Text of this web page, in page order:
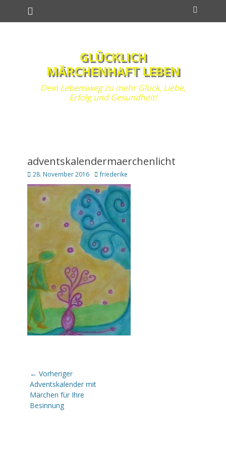
Inhalt
Primäres Menü
GLÜCKLICH
MÄRCHENHAFT LEBEN
Dein Lebensweg zu mehr Glück, Liebe,
Erfolg und Gesundheit!
adventskalendermaerchenlicht
Posted
on
28. November 2016 Autor
friederike
Beitragsnavigation
← Vorheriger
Vorheriger
Beitrag:
Adventskalender mit
Märchen für Ihre
Besinnung